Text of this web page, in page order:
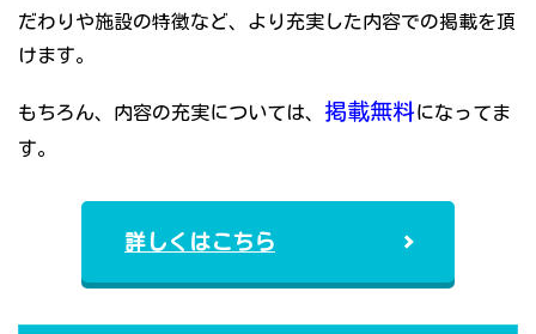
だわりや施設の特徴など、より充実した内容での掲載を頂
けます。
もちろん、内容の充実については、 掲載無料になってま
す。
詳しくはこちら